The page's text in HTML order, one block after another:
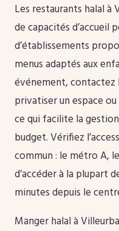
Les restaurants halal
de capacités d’accueil
d’établissements
menus adaptés aux
événement, contactez
privatiser un espace
ce qui facilite la
budget. Vérifiez
commun : le métro A,
d’accéder à la plupart
minutes depuis le
Manger halal à